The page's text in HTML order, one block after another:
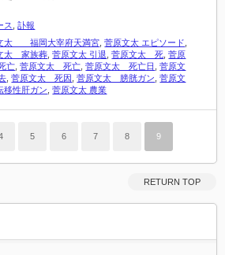
ス ,訃報
太 福岡大宰府天満宮 ,菅原文太 エピソード
太 家族葬 ,菅原文太 引退 ,菅原文太 死 ,菅原
亡 ,菅原文太 死亡 ,菅原文太 死亡日 ,菅原文
,菅原文太 死因 ,菅原文太 膀胱ガン ,菅原文
性肝ガン ,菅原文太 農業
5 6 7 8 9
RETURN TOP